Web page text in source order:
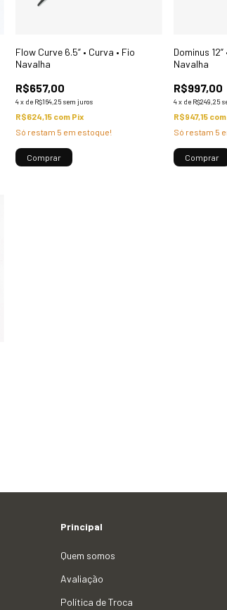
Flow Curve 6.5” • Curva • Fio
Navalha
R$657,00
4x de R$164,25sem juros
R$624,15 com Pix
Só restam 5 em estoque!
Dominus
Navalha
R$997,00
4 x de R$249,25
R$947,15 com
Só restam 5
Principal
Quem somos
Avaliação
Política de Troca